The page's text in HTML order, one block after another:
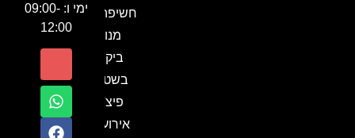
חשיפה- זיו
מנור
ביקור
בשטח-
פיצ'ר
אירועים
ימי ו: 09:00-
12:00